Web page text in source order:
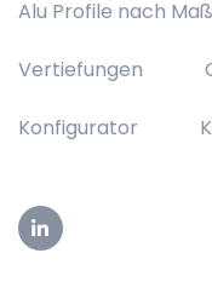
Alu Profile nach Maß
Vertiefungen
Konfigurator